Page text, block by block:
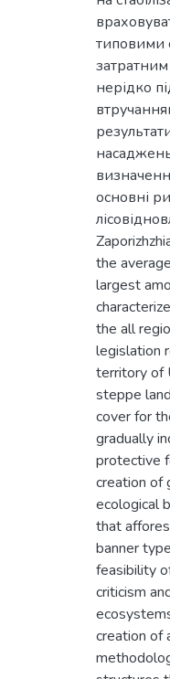
типовими
нерідко
основні
the
largest
the all
legislation
territory of
steppe
cover for
gradually
protective
creation of
ecological
that
banner
feasibility
criticism
creation of